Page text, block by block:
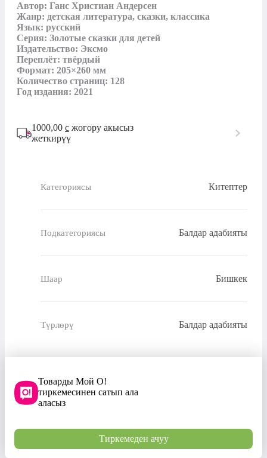
Автор: Ганс Христиан Андерсен
Жанр: детская литература, сказки, классика
Язык: русский
Серия: Золотые сказки для детей
Издательство: Эксмо
Переплёт: твёрдый
Формат: 205×260 мм
Количество страниц: 128
Год издания: 2021
1000,00 с жогору акысыз
жеткирүү
Категориясы Китептер
Подкатегориясы Балдар адабияты
Шаар Бишкек
Түрлөрү Балдар адабияты
Товарды Мой О!
тиркемесинен сатып ала
аласыз
Тиркемеден ачуу